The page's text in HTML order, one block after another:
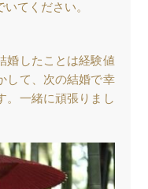
てください。
婚したことは経験値
して、次の結婚で幸
。一緒に頑張りまし